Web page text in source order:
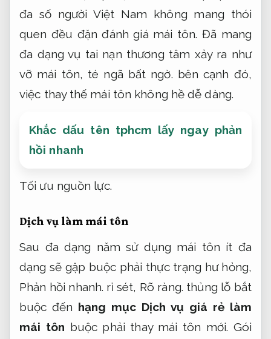
đa số người Việt Nam không mang thói
quen đều đặn đánh giá mái tôn. Đã mang
đa dạng vụ tai nạn thương tâm xảy ra như
vỡ mái tôn, té ngã bất ngờ. bên cạnh đó,
việc thay thế mái tôn không hề dễ dàng.
Khắc dấu tên tphcm lấy ngay phản
hồi nhanh
Tối ưu nguồn lực.
Dịch vụ làm mái tôn
Sau đa dạng năm sử dụng mái tôn ít đa
dạng sẽ gặp buộc phải thực trạng hư hỏng,
Phản hồi nhanh. rỉ sét, Rõ ràng. thủng lỗ bắt
buộc đến hạng mục Dịch vụ giá rẻ làm
mái tôn buộc phải thay mái tôn mới. Gói